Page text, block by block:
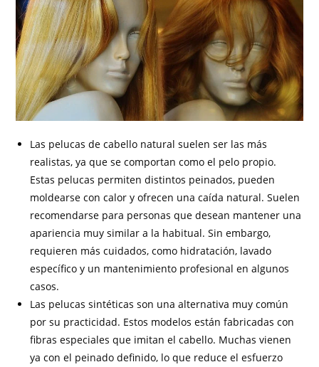
Las pelucas de cabello natural suelen ser las más
realistas, ya que se comportan como el pelo propio.
Estas pelucas permiten distintos peinados, pueden
moldearse con calor y ofrecen una caída natural. Suelen
recomendarse para personas que desean mantener una
apariencia muy similar a la habitual. Sin embargo,
requieren más cuidados, como hidratación, lavado
específico y un mantenimiento profesional en algunos
casos.
Las pelucas sintéticas son una alternativa muy común
por su practicidad. Estos modelos están fabricadas con
fibras especiales que imitan el cabello. Muchas vienen
ya con el peinado definido, lo que reduce el esfuerzo